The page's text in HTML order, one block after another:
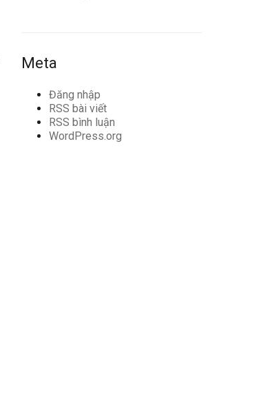
Meta
Đăng nhập
RSS bài viết
RSS bình luận
WordPress.org